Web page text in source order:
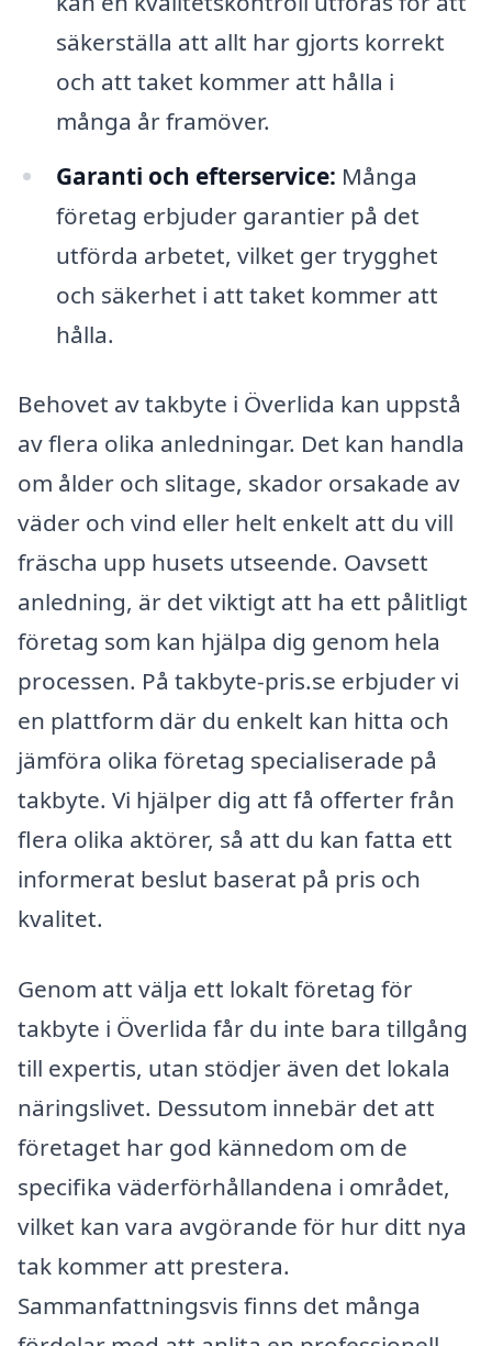
säkerställa att allt har gjorts korrekt
och att taket kommer att hålla i
många år framöver.
Garanti och efterservice: Många
företag erbjuder garantier på det
utförda arbetet, vilket ger trygghet
och säkerhet i att taket kommer att
hålla.
Behovet av takbyte i Överlida kan uppstå
av flera olika anledningar. Det kan handla
om ålder och slitage, skador orsakade av
väder och vind eller helt enkelt att du vill
fräscha upp husets utseende. Oavsett
anledning, är det viktigt att ha ett pålitligt
företag som kan hjälpa dig genom hela
processen. På takbyte-pris.se erbjuder vi
en plattform där du enkelt kan hitta och
jämföra olika företag specialiserade på
takbyte. Vi hjälper dig att få offerter från
flera olika aktörer, så att du kan fatta ett
informerat beslut baserat på pris och
kvalitet.
Genom att välja ett lokalt företag för
takbyte i Överlida får du inte bara tillgång
till expertis, utan stödjer även det lokala
näringslivet. Dessutom innebär det att
företaget har god kännedom om de
specifika väderförhållandena i området,
vilket kan vara avgörande för hur ditt nya
tak kommer att prestera.
Sammanfattningsvis finns det många